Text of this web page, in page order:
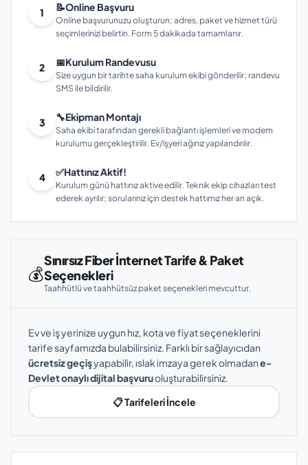
1 📝Online Başvuru
Online başvurunuzu oluşturun; adres, paket ve hizmet türü
seçimlerinizi belirtin. Form 5 dakikada tamamlanır.
2 📅Kurulum Randevusu
Size uygun bir tarihte saha kurulum ekibi gönderilir; randevu
SMS ile bildirilir.
3 🔧Ekipman Montajı
Saha ekibi tarafından gerekli bağlantı işlemleri ve modem
kurulumu gerçekleştirilir. Ev/işyeri ağınız yapılandırılır.
4 ✅Hattınız Aktif!
Kurulum günü hattınız aktive edilir. Teknik ekip cihazları test
ederek ayrılır; sorularınız için destek hattımız her an açık.
💰
Sınırsız Fiber İnternet Tarife & Paket
Seçenekleri
Taahhütlü ve taahhütsüz paket seçenekleri mevcuttur.
Ev ve iş yerinize uygun hız, kota ve fiyat seçeneklerini
tarife sayfamızda bulabilirsiniz. Farklı bir sağlayıcıdan
ücretsiz geçişyapabilir, ıslak imzaya gerek olmadane-
Devlet onaylı dijital başvuruoluşturabilirsiniz.
📋 Tarifeleri İncele